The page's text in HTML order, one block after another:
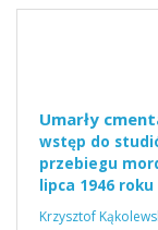
Umarły
wstęp do
przebiegu
lipca 1946 roku
Krzysztof